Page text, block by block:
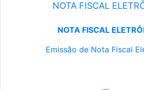
NOTA FISCAL
NOTA FISCAL
Emissão de Nota Fiscal